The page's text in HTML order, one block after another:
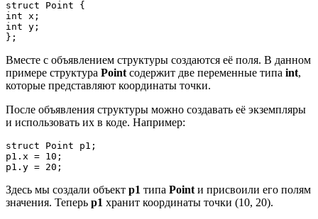
struct Point {
int x;
int y;
};
Вместе с объявлением структуры создаются её поля. В данном
примере структура Point содержит две переменные типа int,
которые представляют координаты точки.
После объявления структуры можно создавать её экземпляры
и использовать их в коде. Например:
struct Point p1;
p1.x = 10;
Здесь мы создали объект p1 типа Point и присвоили его полям
значения. Теперь p1 хранит координаты точки (10, 20).